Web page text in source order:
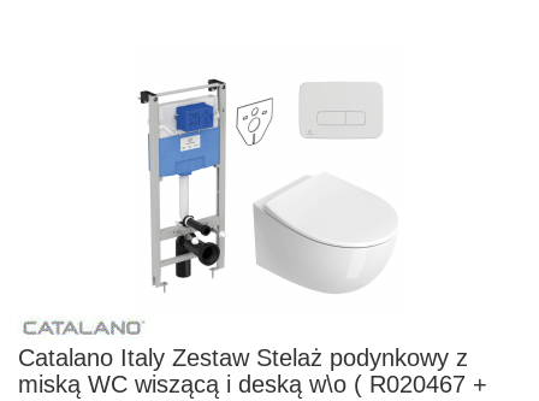
Catalano Italy Zestaw Stelaż podynkowy z
miską WC wiszącą i deską w\o ( R020467 +